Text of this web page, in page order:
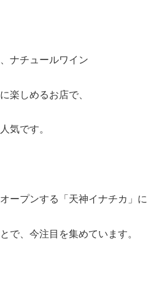
ナチュールワイン
楽しめるお店で、
気です。
ープンする「天神イナチカ」に
で、今注目を集めています。